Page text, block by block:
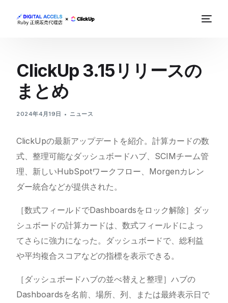
ClickUp 3.15リリースの
まとめ
2024年4月19日 ニュース
ClickUpの最新アップデートを紹介。計算カードの数
式、整理可能なダッシュボードハブ、SCIMチーム管
理、新しいHubSpotワークフロー、Morgenカレン
ダー統合などが提供された。
［数式フィールドでDashboardsをロック解除］ダッ
シュボードの計算カードは、数式フィールドによっ
てさらに強力になった。ダッシュボードで、総利益
や平均複合スコアなどの指標を表示できる。
［ダッシュボードハブの並べ替えと整理］ハブの
Dashboardsを名前、場所、列、または最終表示日で